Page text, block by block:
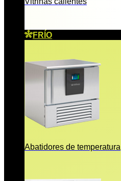
FRÍO
Abatidores de temperatura